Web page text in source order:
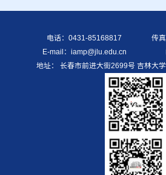
电话：0431-85168817
传
E-mail：iamp@jlu.edu.cn
地址： 长春市前进大街2699号 吉林大